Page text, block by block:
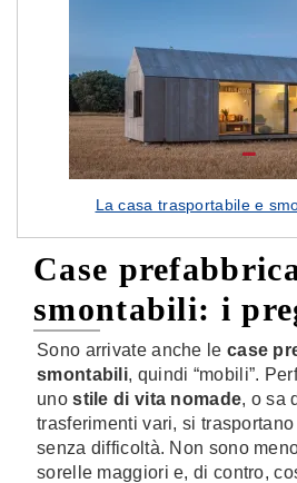
La casa trasportabile e
Case
smontabili: i
Sono arrivate anche le case
smontabili, quindi “mobili”.
unostile di vita nomade, o sa
trasferimenti vari, si
senza difficoltà. Non sono
sorelle maggiori e, di contro,